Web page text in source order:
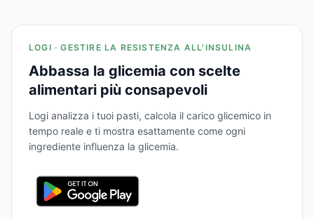
LOGI · GESTIRE LA RESISTENZA ALL'INSULINA
Abbassa la glicemia con scelte
alimentari più consapevoli
Logi analizza i tuoi pasti, calcola il carico glicemico in
tempo reale e ti mostra esattamente come ogni
ingrediente influenza la glicemia.